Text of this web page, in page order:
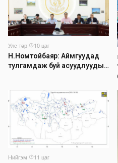
Улс төр·
10 цаг
Н.Номтойбаяр: Аймгуудад
тулгамдаж буй асуудлуудыг
танилцуулж, шийдвэрлүүлнэ
Нийгэм·
11 цаг